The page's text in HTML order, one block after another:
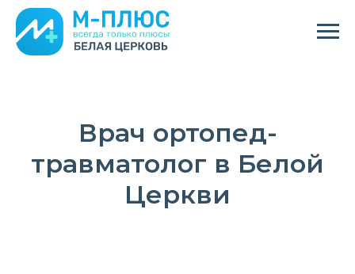
Врач ортопед-
травматолог в Белой
Церкви